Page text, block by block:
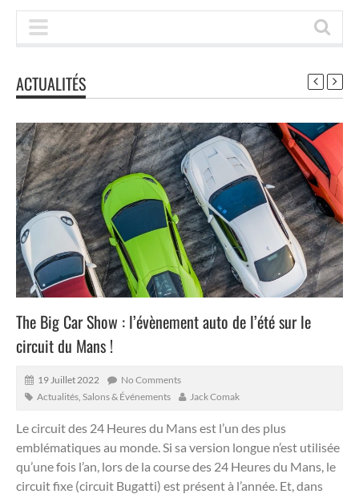
ACTUALITÉS
The Big Car Show : l’évènement auto de l’été sur le
circuit du Mans !
19 Juillet 2022
No Comments
Actualités Salons & Événements Jack Comak
Le circuit des 24 Heures du Mans est l’un des plus
emblématiques au monde. Si sa version longue n’est utilisée
qu’une fois l’an, lors de la course des 24 Heures du Mans, le
circuit fixe (circuit Bugatti) est présent à l’année. Et, dans